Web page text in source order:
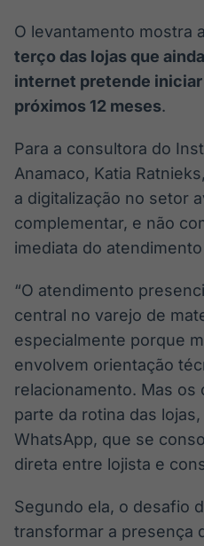
O levantamento mostra
terço das lojas que
internet pretende
próximos 12 meses.
Para a consultora do
Anamaco, Katia
a digitalização no setor
complementar, e não
imediata do
“O atendimento
central no varejo de
especialmente porque
envolvem orientação
relacionamento. Mas os
parte da rotina das
WhatsApp, que se
direta entre lojista e
Segundo ela, o desafio
transformar a presença